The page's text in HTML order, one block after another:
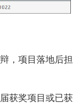
，项目落地后担
获奖项目或已获